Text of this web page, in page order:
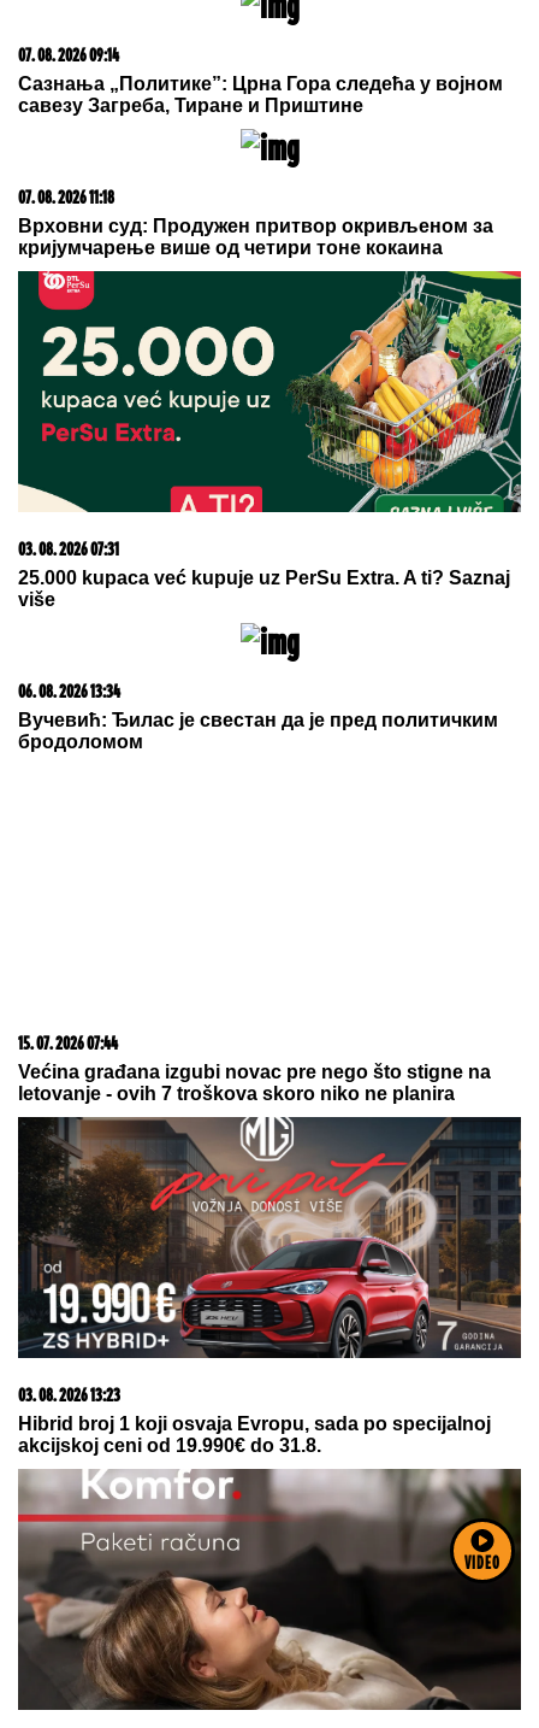
VIDEO
Marija (3) se igrala u dvorištu i samo je nestala: Posle
42 godine otac je pronašao, zanemeo je kada je saznao
07. 08. 2026 11:05
Slupao se, pozvao Uber, a onda ostao u šoku: Ono što
je vozač uradio dirnulo je milione!
20. 07. 2026 08:04
REGISTRUJ SE UZ PROMO KOD CASINO Preuzmi
Врховни суд: Продужен притвор окривљеном за
03. 08. 2026 07:31
25.000 kupaca već kupuje uz PerSu Extra. A ti? Saznaj
06. 08. 2026 13:34
Вучевић: Ђилас је свестан да је пред политичким
бродоломом